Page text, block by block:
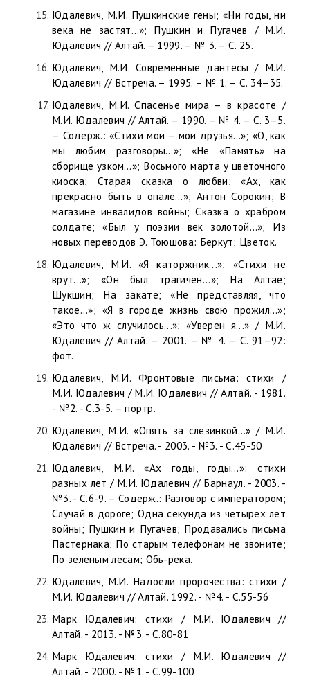
Юдалевич, М.И. Пушкинские гены; «Ни годы, ни
века не застят…»; Пушкин и Пугачев / М.И.
Юдалевич // Алтай. – 1999. – № 3. – C. 25.
Юдалевич, М.И. Современные дантесы / М.И.
Юдалевич // Встреча. – 1995. – № 1. – C. 34–35.
Юдалевич, М.И. Спасенье мира – в красоте /
М.И. Юдалевич // Алтай. – 1990. – № 4. – С. 3–5.
– Содерж.: «Стихи мои – мои друзья…»; «О, как
мы любим разговоры…»; «Не «Память» на
сборище узком…»; Восьмого марта у цветочного
киоска; Старая сказка о любви; «Ах, как
прекрасно быть в опале…»; Антон Сорокин; В
магазине инвалидов войны; Сказка о храбром
солдате; «Был у поэзии век золотой…»; Из
новых переводов Э. Тоюшова: Беркут; Цветок.
Юдалевич, М.И. «Я каторжник...»; «Стихи не
врут...»; «Он был трагичен...»; На Алтае;
Шукшин; На закате; «Не представляя, что
такое...»; «Я в городе жизнь свою прожил…»;
«Это что ж случилось...»; «Уверен я...» / М.И.
Юдалевич // Алтай. – 2001. – № 4. – C. 91–92:
фот.
Юдалевич, М.И. Фронтовые письма: стихи /
М.И. Юдалевич / М.И. Юдалевич // Алтай. - 1981.
- №2. - С.3-5. – портр.
Юдалевич, М.И. «Опять за слезинкой…» / М.И.
Юдалевич // Встреча. - 2003. - №3. - С.45-50
Юдалевич, М.И. «Ах годы, годы…»: стихи
разных лет / М.И. Юдалевич // Барнаул. - 2003. -
№3. - С.6-9. – Содерж.: Разговор с императором;
Случай в дороге; Одна секунда из четырех лет
войны; Пушкин и Пугачев; Продавались письма
Пастернака; По старым телефонам не звоните;
По зеленым лесам; Обь-река.
Юдалевич, М.И. Надоели пророчества: стихи /
М.И. Юдалевич // Алтай. 1992. - №4. - С.55-56
Марк Юдалевич: стихи / М.И. Юдалевич //
Алтай. - 2013. - №3. - С.80-81
Марк Юдалевич: стихи / М.И. Юдалевич //
Алтай. - 2000. - №1. - С.99-100